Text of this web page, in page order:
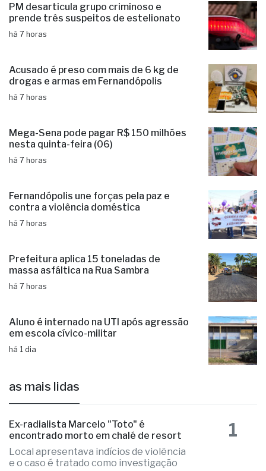
PM desarticula grupo criminoso e
prende três suspeitos de estelionato
há 7 horas
Acusado é preso com mais de 6 kg de
drogas e armas em Fernandópolis
há 7 horas
Mega-Sena pode pagar R$ 150 milhões
nesta quinta-feira (06)
há 7 horas
Fernandópolis une forças pela paz e
contra a violência doméstica
há 7 horas
Prefeitura aplica 15 toneladas de
massa asfáltica na Rua Sambra
há 7 horas
Aluno é internado na UTI após agressão
em escola cívico-militar
há 1 dia
as mais lidas
Ex-radialista Marcelo "Toto" é
encontrado morto em chalé de resort
Local apresentava indícios de violência
e o caso é tratado como investigação
1